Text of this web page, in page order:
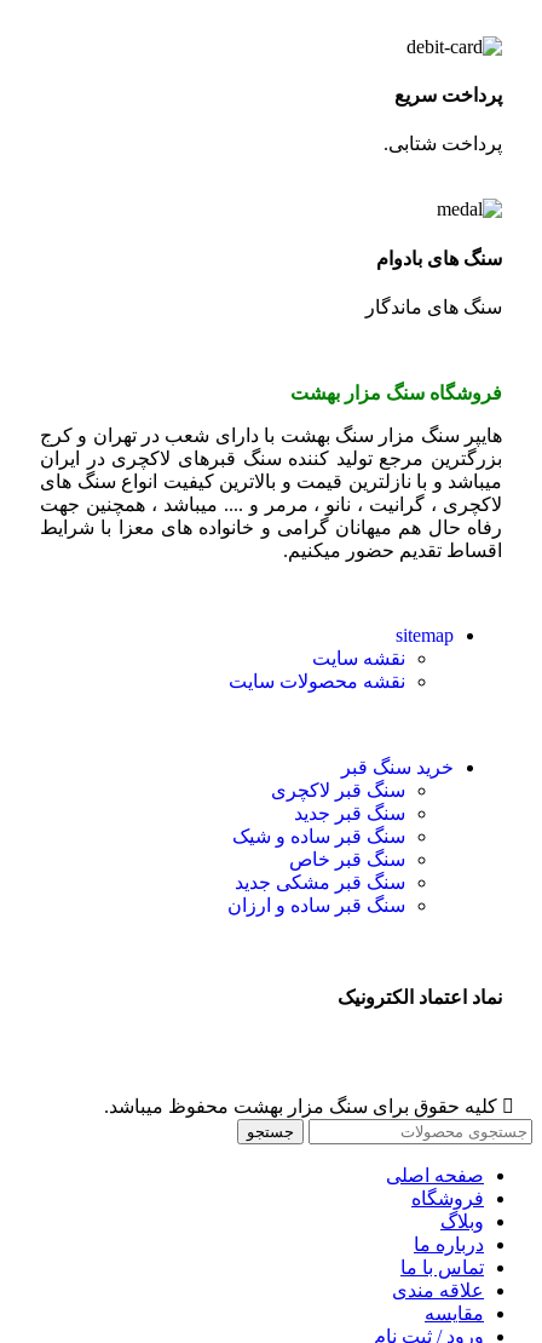
پرداخت سریع
پرداخت شتابی.
سنگ های بادوام
سنگ های ماندگار
فروشگاه سنگ مزار بهشت
هایپر سنگ مزار سنگ بهشت با دارای شعب در تهران و کرج
بزرگترین مرجع تولید کننده سنگ قبرهای لاکچری در ایران
میباشد و با نازلترین قیمت و بالاترین کیفیت انواع سنگ های
لاکچری ، گرانیت ، نانو ، مرمر
و .... میباشد ، همچنین جهت
رفاه حال هم میهانان گرامی و خانواده های معزا با شرایط
اقساط تقدیم حضور میکنیم.
sitemap
نقشه سایت
نقشه محصولات سایت
خرید سنگ قبر
سنگ قبر لاکچری
سنگ قبر جدید
سنگ قبر ساده و شیک
سنگ قبر خاص
سنگ قبر مشکی جدید
سنگ قبر ساده و ارزان
نماد اعتماد الکترونیک
کلیه حقوق برای سنگ مزار بهشت محفوظ میباشد.
جستجو
صفحه اصلی
فروشگاه
وبلاگ
درباره ما
تماس با ما
علاقه مندی
مقايسه
ورود / ثبت نام